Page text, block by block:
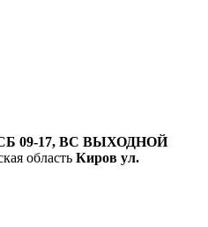
09-17, ВС ВЫХОДНОЙ
область Киров ул.